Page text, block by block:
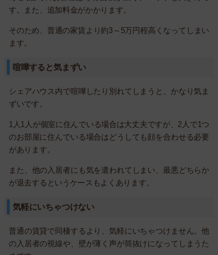
す。また、追加料金がかかります。
そのため、普通の家賃より約3～5万円程高くなってしまい
ます。
喧嘩すると気まずい
シェアハウス内で喧嘩したり別れてしまうと、かなり気ま
ずいです。
1人1人が個室に住んでいる場合は大丈夫ですが、2人で1つ
のお部屋に住んでいる場合はどうしても顔を合わせる必要
があります。
また、他の入居者にも気を遣われてしまい、最悪どちらか
が退去するというケースもよくあります。
気軽にいちゃつけない
普通の賃貸で同棲するより、気軽にいちゃつけません。他
の入居者の視線や、壁が薄く声が筒抜けになってしまうた